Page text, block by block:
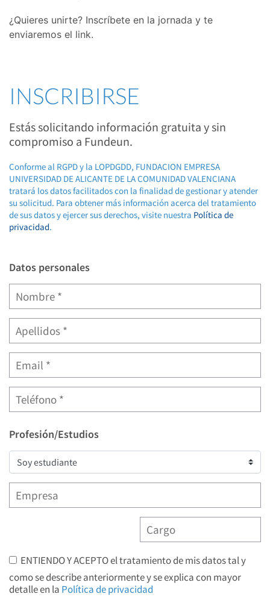
¿Quieres unirte? Inscríbete en la jornada y te
enviaremos el link.
INSCRIBIRSE
Estás solicitando información gratuita y sin
compromiso a Fundeun.
Conforme al RGPD y la LOPDGDD, FUNDACION EMPRESA
UNIVERSIDAD DE ALICANTE DE LA COMUNIDAD VALENCIANA
tratará los datos facilitados con la finalidad de gestionar y atender
su solicitud. Para obtener más información acerca del tratamiento
de sus datos y ejercer sus derechos, visite nuestra Política de
privacidad.
Datos personales
Profesión/Estudios
ENTIENDO Y ACEPTO el tratamiento de mis datos tal y
como se describe anteriormente y se explica con mayor
detalle en la Política de privacidad